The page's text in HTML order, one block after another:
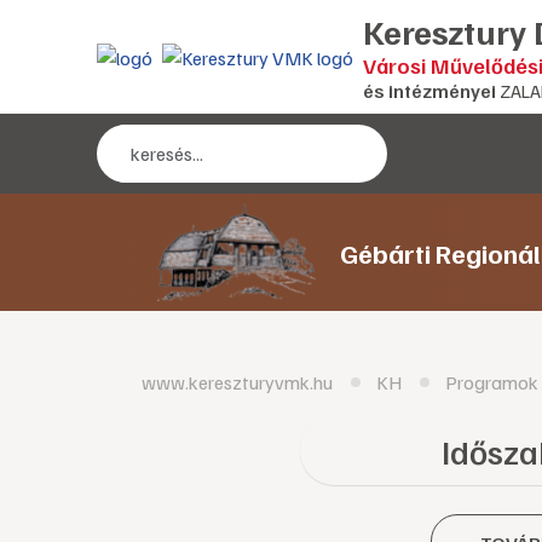
Keresztury
Városi
és intézményei
Gébárti
www.kereszturyvmk.hu KH Programok